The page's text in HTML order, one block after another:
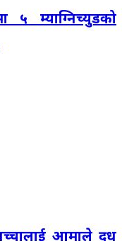
५ म्याग्निच्युडको
आमाले दूध